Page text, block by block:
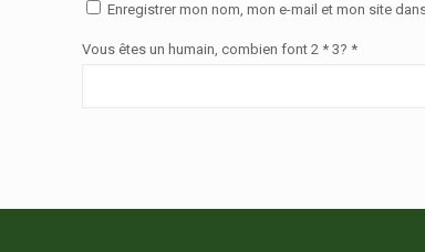
Enregistrer mon nom, mon e-mail et mon site
Vous êtes un humain, combien font 2 * 3? *